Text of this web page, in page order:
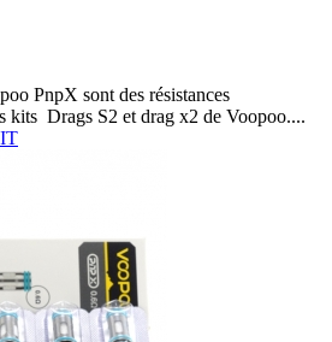
PnpX sont des résistances
kits Drags S2 et drag x2 de Voopoo....